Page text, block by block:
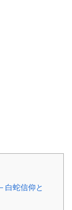
白蛇信仰と